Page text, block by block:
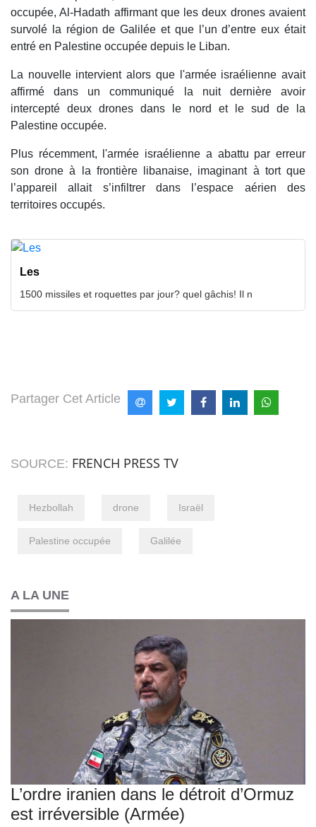
occupée, Al-Hadath affirmant que les deux drones avaient
survolé la région de Galilée et que l’un d’entre eux était
entré en Palestine occupée depuis le Liban.
La nouvelle intervient alors que l'armée israélienne avait
affirmé dans un communiqué la nuit dernière avoir
intercepté deux drones dans le nord et le sud de la
Palestine occupée.
Plus récemment, l'armée israélienne a abattu par erreur
son drone à la frontière libanaise, imaginant à tort que
l’appareil allait s’infiltrer dans l’espace aérien des
territoires occupés.
Les
1500 missiles et roquettes par jour? quel gâchis! Il n
Partager Cet Article
SOURCE: FRENCH PRESS TV
Hezbollah drone Israël
Palestine occupée Galilée
A LA UNE
L’ordre iranien dans le détroit d’Ormuz
est irréversible (Armée)